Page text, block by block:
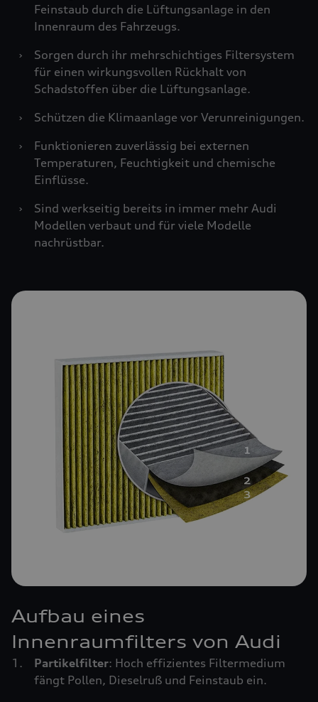
Feinstaub durch die Lüftungsanlage in den
Innenraum des Fahrzeugs.
›
Sorgen durch ihr mehrschichtiges Filtersystem
für einen wirkungsvollen Rückhalt von
Schadstoffen über die Lüftungsanlage.
›
Schützen die Klimaanlage vor Verunreinigungen.
›
Funktionieren zuverlässig bei externen
Temperaturen, Feuchtigkeit und chemische
Einflüsse.
›
Sind werkseitig bereits in immer mehr Audi
Modellen verbaut und für viele Modelle
nachrüstbar.
Aufbau eines
Innenraumfilters von Audi
Partikelfilter: Hoch effizientes Filtermedium
fängt Pollen, Dieselruß und Feinstaub ein.